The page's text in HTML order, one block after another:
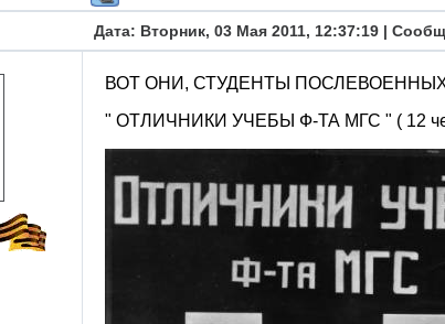
Дата: Вторник, 03 Мая 2011, 12:37:19 |
ВОТ ОНИ, СТУДЕНТЫ
" ОТЛИЧНИКИ УЧЕБЫ Ф-ТА МГС " ( 12